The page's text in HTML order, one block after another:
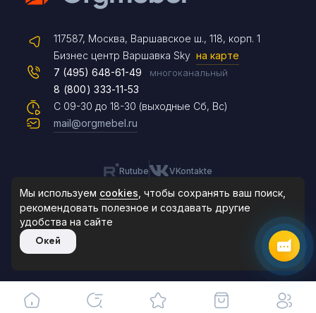
117587, Москва, Варшавское ш., 118, корп. 1
Бизнес центр Варшавка Sky на карте
С 09-30 до 18-30 (выходные Сб, Вс)
7 (495) 648-61-49 многоканальный
8 (800) 333-11-53
mail@orgmebel.ru
Rutube VKontakte
Продажа офисной мебели.
Все права защищены.
Telegram
Max
Чат на сайте
8 (495) 183-47-87
По будням с 09:30 до 18:30
Мы используем cookies , чтобы сохранять ваш поиск,
рекомендовать полезное и создавать другие
удобства на сайте
Окей